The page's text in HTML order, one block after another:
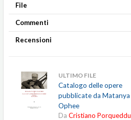
File
Commenti
Recensioni
ULTIMO FILE
Catalogo delle opere
pubblicate da Matanya
Ophee
Da Cristiano Porqueddu